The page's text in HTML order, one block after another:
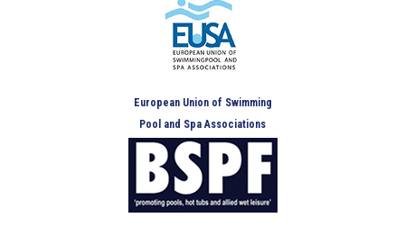
European Union of Swimming
Pool and Spa Associations